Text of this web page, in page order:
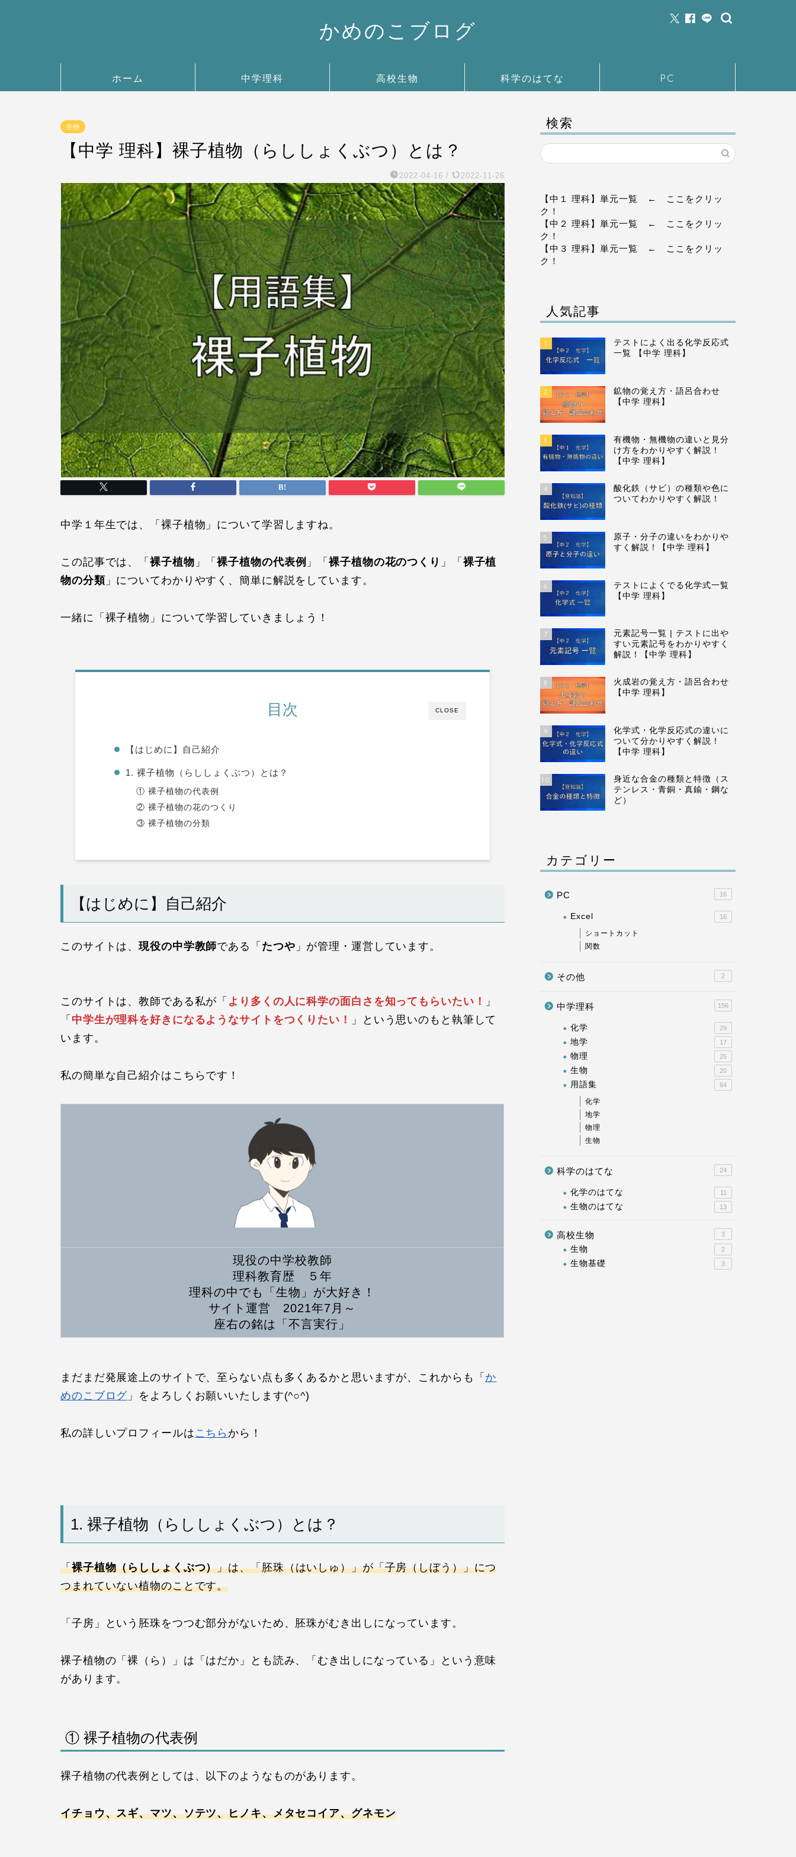
かめのこブログ
ホーム 中学理科 高校生物 科学のはてな PC
生物
【中学 理科】裸子植物（らししょくぶつ）とは？
2022-04-16 / 2022-11-26
中学１年生では、「裸子植物」について学習しますね。
この記事では、「裸子植物 」「裸子植物の代表例 」「裸子植物の花のつくり 」「 裸子植
物の分類」についてわかりやすく、簡単に解説をしています。
一緒に「裸子植物」について学習していきましょう！
CLOSE
目次
【はじめに】自己紹介
1. 裸子植物（らししょくぶつ）とは？
① 裸子植物の代表例
② 裸子植物の花のつくり
③ 裸子植物の分類
【はじめに】自己紹介
このサイトは、現役の中学教師である「 たつや 」が管理・運営しています。
このサイトは、教師である私が「 より多くの人に科学の面白さを知ってもらいたい！
」
「 中学生が理科を好きになるようなサイトをつくりたい！
」という思いのもと執筆して
います。
私の簡単な自己紹介はこちらです！
現役の中学校教師
理科教育歴 ５年
理科の中でも「生物」が大好き！
サイト運営 2021年7月～
座右の銘は「不言実行」
まだまだ発展途上のサイトで、至らない点も多くあるかと思いますが、これからも「か
めのこブログ 」をよろしくお願いいたします(^○^)
私の詳しいプロフィールは こちらから！
1. 裸子植物（らししょくぶつ）とは？
「裸子植物（らししょくぶつ）」は、「胚珠（はいしゅ）」が「子房（しぼう）」につ
つまれていない植物のことです。
「子房」という胚珠をつつむ部分がないため、胚珠がむき出しになっています。
裸子植物の「裸（ら）」は「はだか」とも読み、「むき出しになっている」という意味
があります。
① 裸子植物の代表例
裸子植物の代表例としては、以下のようなものがあります。
イチョウ、スギ、マツ、ソテツ、ヒノキ、メタセコイア、グネモン
検索
【中１ 理科】単元一覧 ← ここをクリッ
ク！
【中２ 理科】単元一覧 ← ここをクリッ
ク！
【中３ 理科】単元一覧 ← ここをクリッ
ク！
人気記事
1
テストによく出る化学反応式
一覧 【中学 理科】
2
鉱物の覚え方・語呂合わせ
【中学 理科】
3
有機物・無機物の違いと見分
け方をわかりやすく解説！
【中学 理科】
4
酸化鉄（サビ）の種類や色に
ついてわかりやすく解説！
5
原子・分子の違いをわかりや
すく解説！【中学 理科】
6
テストによくでる化学式一覧
【中学 理科】
7
元素記号一覧 | テストに出や
すい元素記号をわかりやすく
解説！【中学 理科】
8
火成岩の覚え方・語呂合わせ
【中学 理科】
9
化学式・化学反応式の違いに
ついて分かりやすく解説！
【中学 理科】
10
身近な合金の種類と特徴（ス
テンレス・青銅・真鍮・鋼な
ど）
カテゴリー
PC 16
Excel 16
ショートカット
関数
その他 2
中学理科 156
化学 29
地学 17
物理 25
生物 20
用語集 64
化学
地学
物理
生物
科学のはてな 24
化学のはてな 11
生物のはてな 13
高校生物 3
生物 2
生物基礎 3